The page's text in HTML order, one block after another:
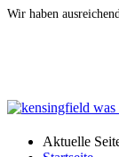
Wir haben
Aktuelle